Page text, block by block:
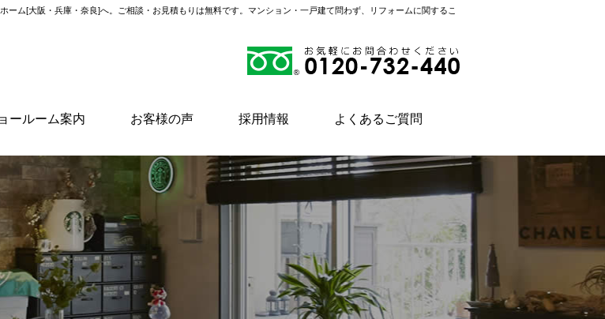
ム[大阪・兵庫・奈良]へ。ご相談・お見積もりは無料です。マンション・一戸建て問わず、リフォームに関するこ
ールーム案内 お客様の声 採用情報 よくあるご質問